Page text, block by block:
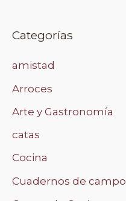
Categorías
amistad
Arroces
Arte y Gastronomía
catas
Cocina
Cuadernos de campo